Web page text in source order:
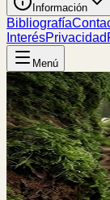
Información
Bibliografía
InterésPrivacidad
Menú